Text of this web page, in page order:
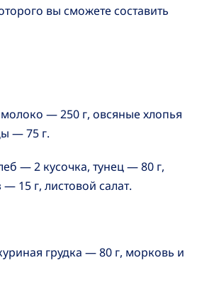
вы сможете составить
— 250 г, овсяные хлопья
— 75 г.
— 2 кусочка, тунец — 80 г,
15 г, листовой салат.
грудка — 80 г, морковь и